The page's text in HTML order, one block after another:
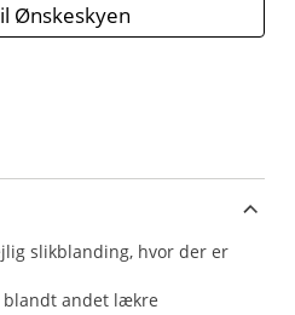
Ønskeskyen
slikblanding, hvor der er
blandt andet lækre